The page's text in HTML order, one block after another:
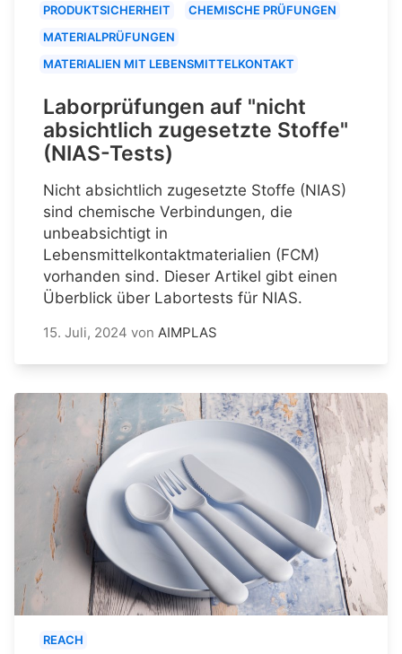
PRODUKTSICHERHEIT
CHEMISCHE PRÜFUNGEN
MATERIALPRÜFUNGEN
MATERIALIEN MIT LEBENSMITTELKONTAKT
Laborprüfungen auf "nicht
absichtlich zugesetzte Stoffe"
(NIAS-Tests)
Nicht absichtlich zugesetzte Stoffe (NIAS)
sind chemische Verbindungen, die
unbeabsichtigt in
Lebensmittelkontaktmaterialien (FCM)
vorhanden sind. Dieser Artikel gibt einen
Überblick über Labortests für NIAS.
15. Juli, 2024 von AIMPLAS
REACH